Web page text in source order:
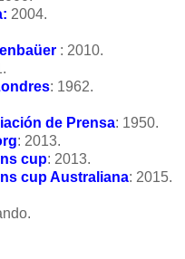
2004.
: 2010.
: 1962.
de Prensa: 1950.
: 2013.
cup: 2013.
cup Australiana: 2015.